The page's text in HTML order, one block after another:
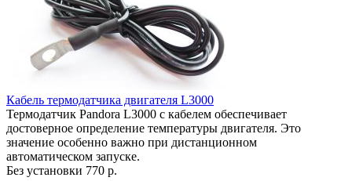
Кабель термодатчика двигателя L3000
Термодатчик Pandora L3000 с кабелем обеспечивает
достоверное определение температуры двигателя. Это
значение особенно важно при дистанционном
автоматическом запуске.
Без установки 770 р.